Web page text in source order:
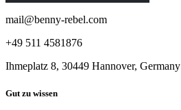
mail@benny-rebel.com
+49 511 4581876
Ihmeplatz 8, 30449 Hannover, Germany
Gut zu wissen